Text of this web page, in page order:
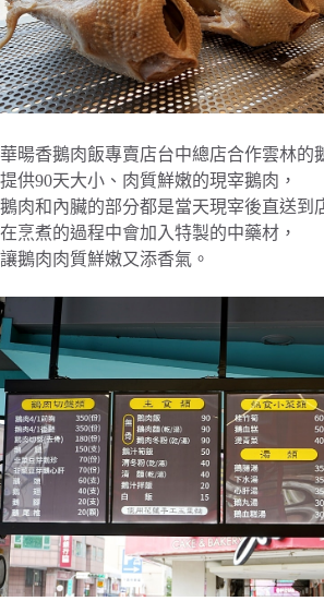
華暘香鵝肉飯專賣店台中總店合作雲林的
提供90天大小、肉質鮮嫩的現宰鵝肉，
鵝肉和內臟的部分都是當天現宰後直送到
在烹煮的過程中會加入特製的中藥材，
讓鵝肉肉質鮮嫩又添香氣。